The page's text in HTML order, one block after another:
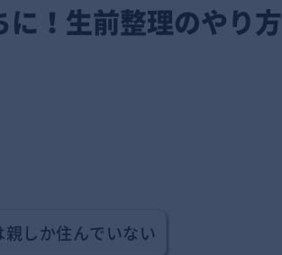
！生前整理のやり方
しか住んでいない